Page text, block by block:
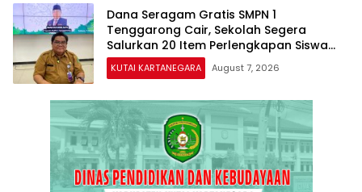
Dana Seragam Gratis SMPN 1
Tenggarong Cair, Sekolah Segera
Salurkan 20 Item Perlengkapan Siswa
Baru
KUTAI KARTANEGARA August 7, 2026